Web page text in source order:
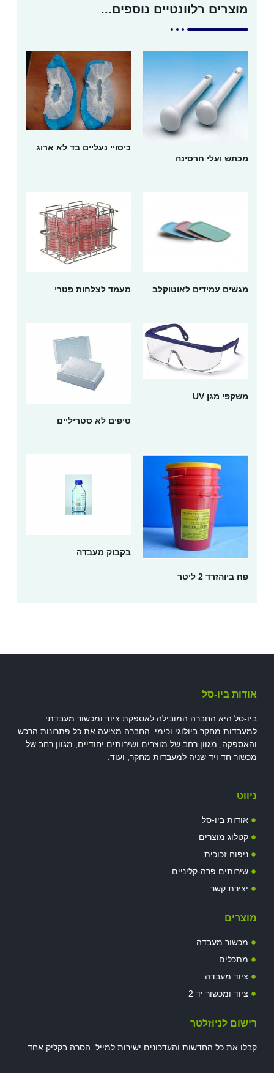
מוצרים רלוונטיים נוספים...
מכתש ועלי חרסינה
כיסויי נעליים בד לא ארוג
מגשים עמידים לאוטוקלב מעמד לצלחות פטרי
משקפי מגן UV
טיפים לא סטריליים
פח ביוהזרד 2 ליטר
בקבוק מעבדה
אודות ביו-סל
ביו-סל היא החברה המובילה לאספקת ציוד ומכשור מעבדתי
למעבדות מחקר ביולוגי וכימי. החברה מציעה את כל פתרונות הרכש
והאספקה, מגוון רחב של מוצרים ושירותים יחודיים, מגוון רחב של
מכשור חד ויד שניה למעבדות מחקר, ועוד.
ניווט
אודות ביו-סל
קטלוג מוצרים
ניפוח זכוכית
שירותים פרה-קליניים
יצירת קשר
מוצרים
מכשור מעבדה
מתכלים
ציוד מעבדה
ציוד ומכשור יד 2
רישום לניוזלטר
קבלו את כל החדשות והעדכונים ישירות למייל. הסרה בקליק אחד.